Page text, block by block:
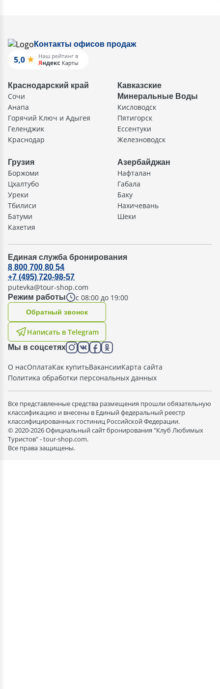
Контакты офисов продаж
Краснодарский край
Сочи
Анапа
Горячий Ключ и Адыгея
Геленджик
Краснодар
Кавказские
Минеральные Воды
Кисловодск
Пятигорск
Ессентуки
Железноводск
Грузия
Боржоми
Цхалтубо
Уреки
Тбилиси
Батуми
Кахетия
Азербайджан
Нафталан
Габала
Баку
Нахичевань
Шеки
Единая служба бронирования
Режим работы с 08:00 до 19:00
8 800 700 80 54
+7 (495) 720-98-57
putevka@tour-shop.com
Написать в Telegram
Oбратный звонок
Мы в соцсетях
О насОплатаКак купитьВакансииКарта сайта
Политика обработки персональных данных
Все представленные средства размещения прошли обязательную
классификацию и внесены в Единый федеральный реестр
классифицированных гостиниц Российской Федерации.
© 2020-2026 Официальный сайт бронирования "Клуб Любимых
Туристов" - tour-shop.com.
Все права защищены.